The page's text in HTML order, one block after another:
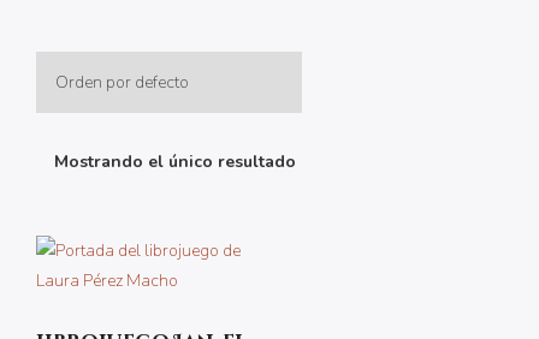
Mostrando el único resultado